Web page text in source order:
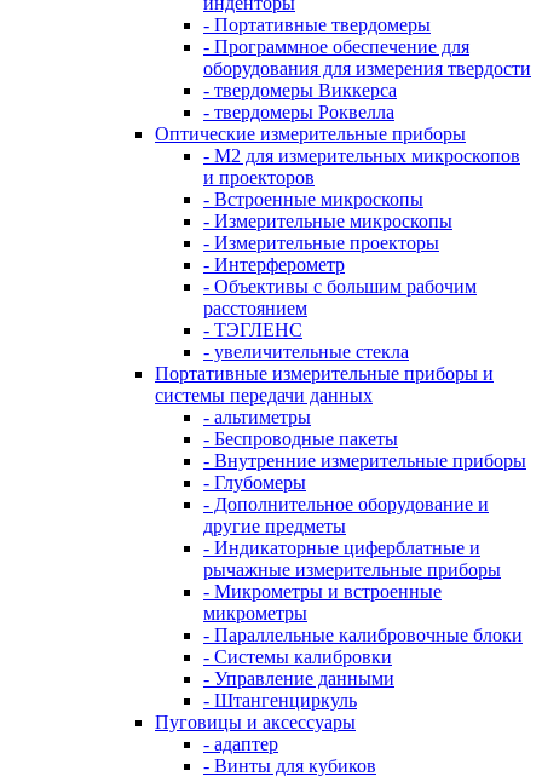
- Портативные твердомеры
- Программное обеспечение для
оборудования для измерения твердости
- твердомеры Виккерса
- твердомеры Роквелла
Оптические измерительные приборы
- M2 для измерительных микроскопов
и проекторов
- Встроенные микроскопы
- Измерительные микроскопы
- Измерительные проекторы
- Интерферометр
- Объективы с большим рабочим
расстоянием
- ТЭГЛЕНС
- увеличительные стекла
Портативные измерительные приборы и
системы передачи данных
- альтиметры
- Беспроводные пакеты
- Внутренние измерительные приборы
- Глубомеры
- Дополнительное оборудование и
другие предметы
- Индикаторные циферблатные и
рычажные измерительные приборы
- Микрометры и встроенные
микрометры
- Параллельные калибровочные блоки
- Системы калибровки
- Управление данными
- Штангенциркуль
Пуговицы и аксессуары
- адаптер
- Винты для кубиков